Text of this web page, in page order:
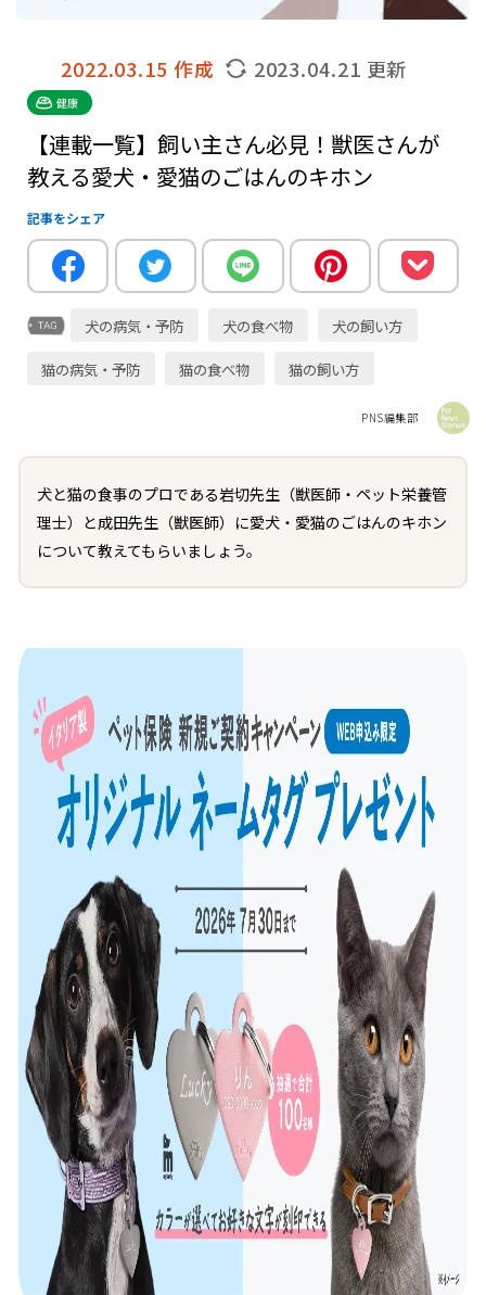
2022.03.15 作成 2023.04.21 更新
健康
【連載一覧】飼い主さん必見！獣医さんが
教える愛犬・愛猫のごはんのキホン
記事をシェア
犬の病気・予防 犬の食べ物
犬の飼い方
猫の病気・予防
猫の食べ物 猫の飼い方
PNS編集部
犬と猫の食事のプロである岩切先生（獣医師・ペット栄養管
理士）と成田先生（獣医師）に愛犬・愛猫のごはんのキホン
について教えてもらいましょう。